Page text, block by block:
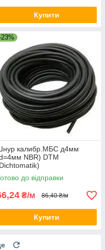
Купити
калибр.МБС д4мм
NBR) DTM
до відправки
₴/м 86,40 ₴/м
Купити